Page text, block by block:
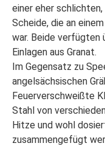
einer eher
Scheide, die an
war. Beide verfügten
Einlagen aus Granat.
Im Gegensatz zu
angelsächsischen
Feuerverschweißte
Stahl von
Hitze und wohl
zusammengefügt